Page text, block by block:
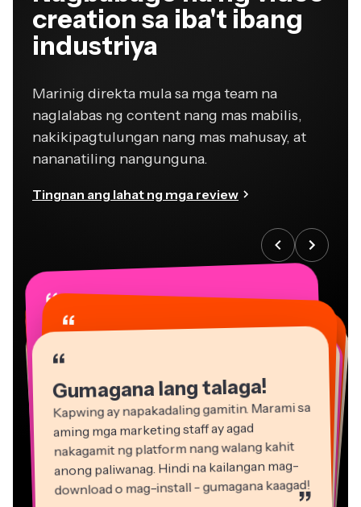
industriya
naglalabas ng content nang mas mabilis,
nakikipagtulungan nang mas mahusay, at
nananatiling nangunguna.
“
Gumagana lang talaga!
Kapwing ay napakadaling gamitin. Marami sa
aming mga marketing staff ay agad
nakagamit ng platform nang walang kahit
anong paliwanag. Hindi na kailangan mag-
download o mag-install - gumagana kaagad!”
“
“
“
“
“
“
“ “
“